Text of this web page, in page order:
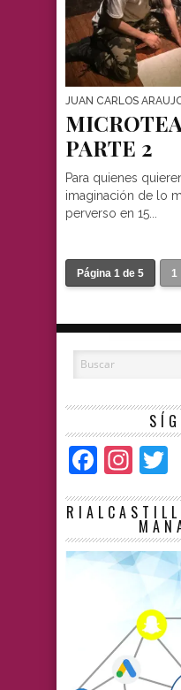
JUAN CARLOS
PARTE 2
Para quienes
imaginación de lo
perverso en 15...
Página 1 de 5 1